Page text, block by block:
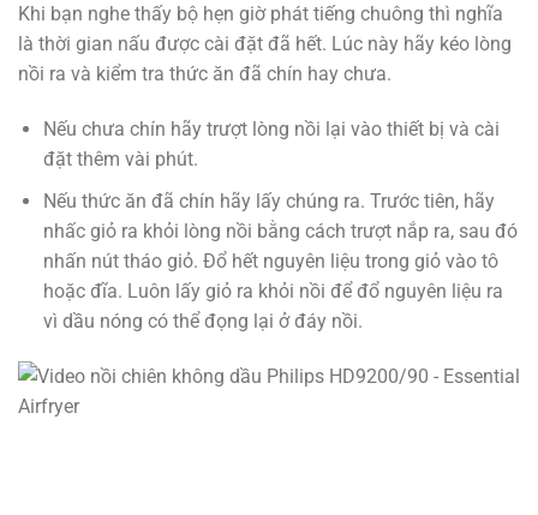
Khi bạn nghe thấy bộ hẹn giờ phát tiếng chuông thì nghĩa
là thời gian nấu được cài đặt đã hết. Lúc này hãy kéo lòng
nồi ra và kiểm tra thức ăn đã chín hay chưa.
Nếu chưa chín hãy trượt lòng nồi lại vào thiết bị và cài
đặt thêm vài phút.
Nếu thức ăn đã chín hãy lấy chúng ra. Trước tiên, hãy
nhấc giỏ ra khỏi lòng nồi bằng cách trượt nắp ra, sau đó
nhấn nút tháo giỏ. Đổ hết nguyên liệu trong giỏ vào tô
hoặc đĩa. Luôn lấy giỏ ra khỏi nồi để đổ nguyên liệu ra
vì dầu nóng có thể đọng lại ở đáy nồi.